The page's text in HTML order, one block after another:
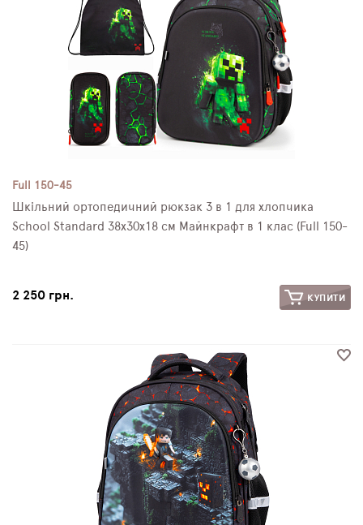
Full 150-45
Шкільний ортопедичний рюкзак 3 в 1 для хлопчика
School Standard 38х30х18 см Майнкрафт в 1 клас (Full 150-
45)
2 250 грн. КУПИТИ